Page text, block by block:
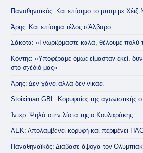
Παναθηναϊκός: Και επίσημο το μπαμ με Χέιζ
Άρης: Και επίσημα τέλος ο Άλβαρο
Σάκοτα: «Γνωριζόμαστε καλά, θέλουμε πολύ
Κόντης: «Υποφέραμε όμως είμασταν εκεί,
στο σχέδιό μας»
Άρης: Δεν χάνει αλλά δεν νικάει
Stoiximan GBL: Κορυφαίος της αγωνιστικής ο
Ίντερ: Ψηλά στην λίστα της ο Κουλιεράκης
ΑΕΚ: Απολαμβάνει κορυφή και περιμένει
Παναθηναϊκός: Διάβασε άψογα τον